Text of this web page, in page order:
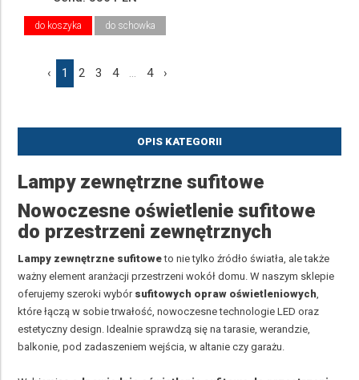
do koszyka do schowka
‹ 1 2 3 4 ... 4 ›
OPIS KATEGORII
Lampy zewnętrzne sufitowe
Nowoczesne oświetlenie sufitowe
do przestrzeni zewnętrznych
Lampy zewnętrzne sufitoweto nie tylko źródło światła, ale także
ważny element aranżacji przestrzeni wokół domu. W naszym sklepie
oferujemy szeroki wybór sufitowych opraw oświetleniowych
które łączą w sobie trwałość, nowoczesne technologie LED oraz
estetyczny design. Idealnie sprawdzą się na tarasie, werandzie,
balkonie, pod zadaszeniem wejścia, w altanie czy garażu.